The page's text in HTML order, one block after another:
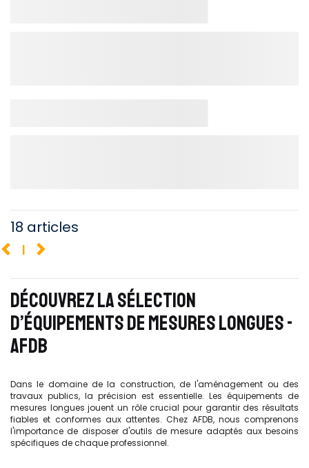
18 articles
1
DÉCOUVREZ LA SÉLECTION
D’ÉQUIPEMENTS DE MESURES LONGUES -
AFDB
Dans le domaine de la construction, de l'aménagement ou des
travaux publics, la précision est essentielle. Les équipements de
mesures longues jouent un rôle crucial pour garantir des résultats
fiables et conformes aux attentes. Chez AFDB, nous comprenons
l'importance de disposer d'outils de mesure adaptés aux besoins
spécifiques de chaque professionnel.